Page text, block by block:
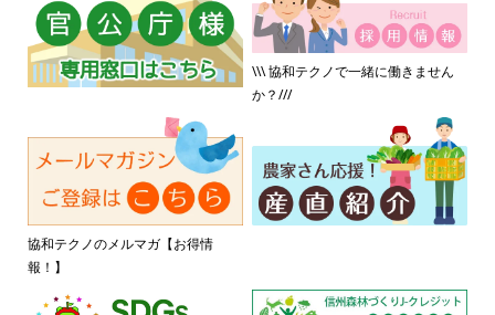
\\\ 協和テクノで一緒に働きません
か？///
協和テクノのメルマガ【お得情
報！】